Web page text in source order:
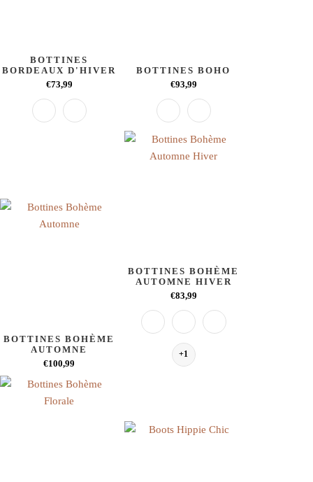
BOTTINES
BORDEAUX D'HIVER
€73,99
BOTTINES BOHO
€93,99
BOTTINES BOHÈME
AUTOMNE
€100,99
BOTTINES BOHÈME
AUTOMNE HIVER
€83,99
+1